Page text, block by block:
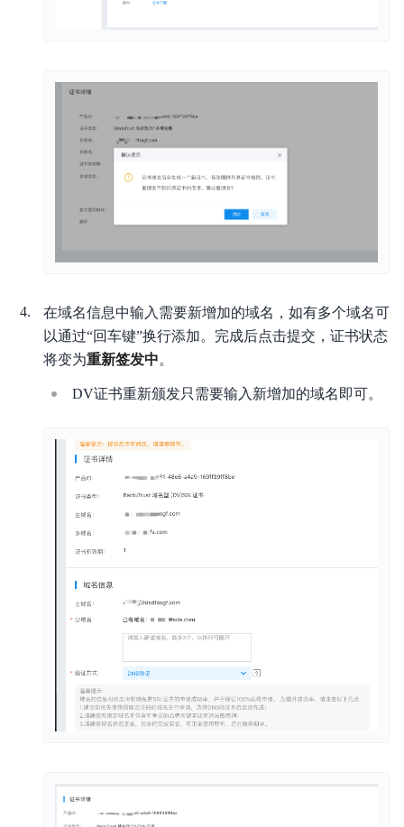
在域名信息中输入需要新增加的域名，如有多个域名可
以通过“回车键”换行添加。完成后点击提交，证书状态
将变为重新签发中。
DV证书重新颁发只需要输入新增加的域名即可。